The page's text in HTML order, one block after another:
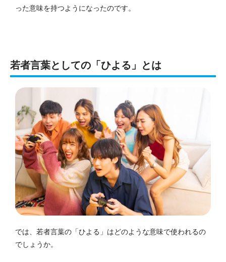
った意味を持つようになったのです。
若者言葉としての「ひよる」とは
では、若者言葉の「ひよる」はどのような意味で使われるの
でしょうか。